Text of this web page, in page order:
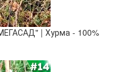
| Хурма - 100%